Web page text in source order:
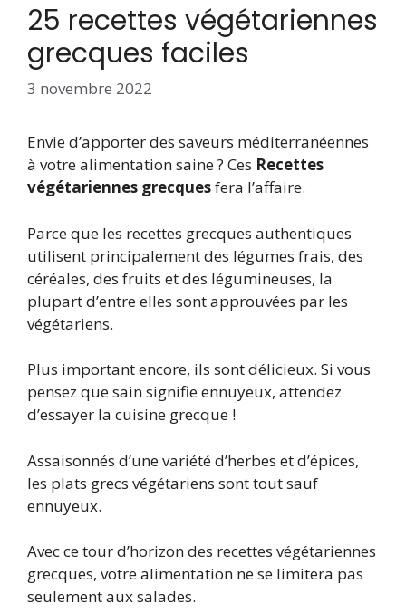
25 recettes végétariennes
grecques faciles
3 novembre 2022
Envie d’apporter des saveurs méditerranéennes
à votre alimentation saine ? Ces Recettes
végétariennes grecquesfera l’affaire.
Parce que les recettes grecques authentiques
utilisent principalement des légumes frais, des
céréales, des fruits et des légumineuses, la
plupart d’entre elles sont approuvées par les
végétariens.
Plus important encore, ils sont délicieux. Si vous
pensez que sain signifie ennuyeux, attendez
d’essayer la cuisine grecque !
Assaisonnés d’une variété d’herbes et d’épices,
les plats grecs végétariens sont tout sauf
ennuyeux.
Avec ce tour d’horizon des recettes végétariennes
grecques, votre alimentation ne se limitera pas
seulement aux salades.